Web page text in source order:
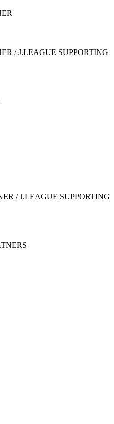
/ J.LEAGUE SUPPORTING
/ J.LEAGUE SUPPORTING